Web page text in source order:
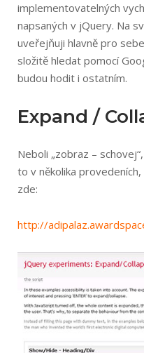
implementovatelných
napsaných v jQuery. Na
uveřejňuji hlavně pro
složitě hledat pomocí
budou hodit i ostatním.
Expand /
Neboli „zobraz –
to v několika
zde:
http://